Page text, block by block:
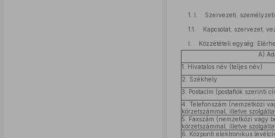
1. I. Szervezeti, személyzeti
1.1. Kapcsolat, szervezet,
I. Közzétételi egység:
A)
1. Hivatalos név (teljes név)
2. Székhely
3. Postacím (postafiók szerinti
4. Telefonszám (nemzetközi
körzetszámmal, illetve
5. Faxszám (nemzetközi vagy
körzetszámmal, illetve
6. Központi elektronikus